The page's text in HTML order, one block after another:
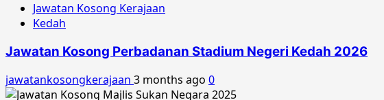
Jawatan Kosong Kerajaan
Kedah
Jawatan Kosong Perbadanan Stadium Negeri Kedah 2026
jawatankosongkerajaan 3 months ago 0